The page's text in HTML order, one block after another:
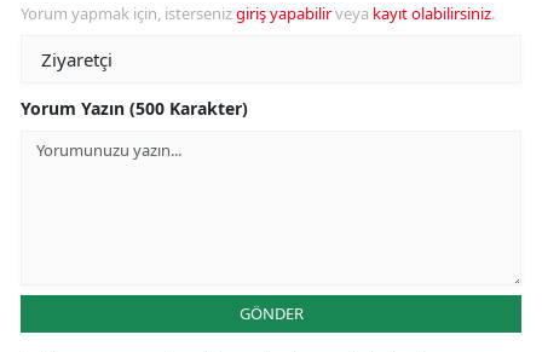
Yorum yapmak için, istersenizgiriş yapabilirveya kayıt olabilirsiniz.
Yorum Yazın (500 Karakter)
GÖNDER